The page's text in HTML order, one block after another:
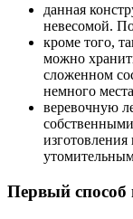
данная
невесомой.
кроме того,
можно
сложенном
немного
веревочную
Первый способ